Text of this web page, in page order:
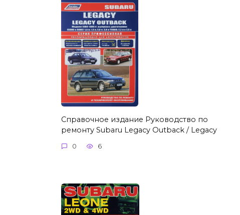
Справочное издание Руководство по
ремонту Subaru Legacy Outback / Legacy
0 6